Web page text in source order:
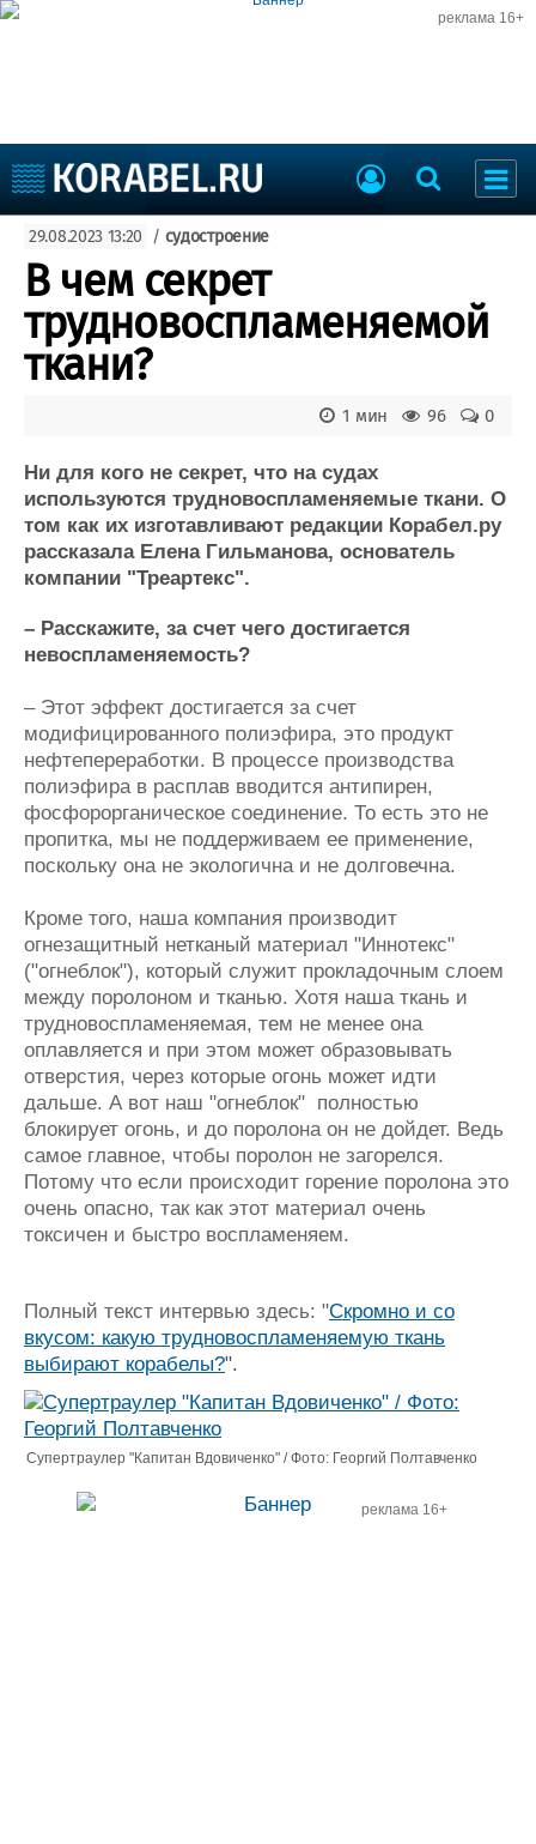
реклама 16+
Судоходство
Судоремонт
События
Порты
Рыболовство
ВМФ
Судостроение
Пульс
Новости
Работа
Крюинг
Реклама
Торговая площадка
Доска объявлений
Продажа флота
Оборудование
Материалы
Услуги
Конференции
Выставки и семинары
Личности
Словарь
Флот
Галерея флота
Форум
Отзывы
29.08.2023 13:20 / судостроение
В чем секрет
трудновоспламеняемой
ткани?
0
96
1 мин
Ни для кого не секрет, что на судах
используются трудновоспламеняемые ткани. О
том как их изготавливают редакции Корабел.ру
рассказала Елена Гильманова, основатель
компании "Треартекс".
– Расскажите, за счет чего достигается
невоспламеняемость?
– Этот эффект достигается за счет
модифицированного полиэфира, это продукт
нефтепереработки. В процессе производства
полиэфира в расплав вводится антипирен,
фосфорорганическое соединение. То есть это не
пропитка, мы не поддерживаем ее применение,
поскольку она не экологична и не долговечна.
Кроме того, наша компания производит
огнезащитный нетканый материал "Иннотекс"
("огнеблок"), который служит прокладочным слоем
между поролоном и тканью. Хотя наша ткань и
трудновоспламеняемая, тем не менее она
оплавляется и при этом может образовывать
отверстия, через которые огонь может идти
дальше. А вот наш "огнеблок" полностью
блокирует огонь, и до поролона он не дойдет. Ведь
самое главное, чтобы поролон не загорелся.
Потому что если происходит горение поролона это
очень опасно, так как этот материал очень
токсичен и быстро воспламеняем.
Полный текст интервью здесь: "Скромно и со
вкусом: какую трудновоспламеняемую ткань
выбирают корабелы?".
Супертраулер "Капитан Вдовиченко" / Фото: Георгий Полтавченко
реклама 16+